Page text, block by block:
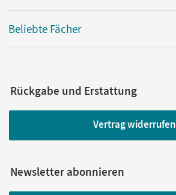
Beliebte Fächer
Rückgabe und Erstattung
Vertrag widerrufen
Newsletter abonnieren